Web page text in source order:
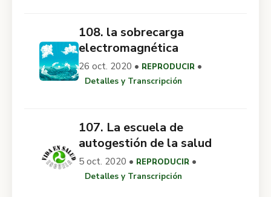
108. la sobrecarga
electromagnética
26 oct. 2020 • REPRODUCIR •
Detalles y Transcripción
107. La escuela de
autogestión de la salud
5 oct. 2020 • REPRODUCIR •
Detalles y Transcripción